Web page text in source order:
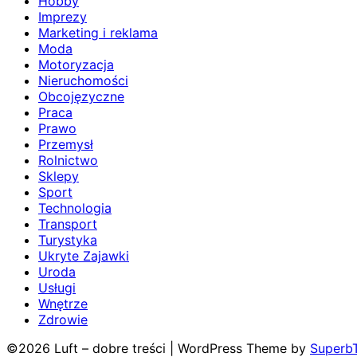
Imprezy
Marketing i reklama
Moda
Motoryzacja
Nieruchomości
Obcojęzyczne
Praca
Prawo
Przemysł
Rolnictwo
Sklepy
Sport
Technologia
Transport
Turystyka
Ukryte Zajawki
Uroda
Usługi
Wnętrze
Zdrowie
©2026 Luft – dobre treści
| WordPress Theme by